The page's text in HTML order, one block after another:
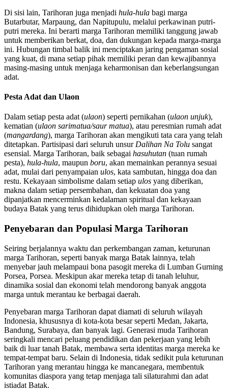
Di sisi lain, Tarihoran juga menjadi hula-hula bagi marga
Butarbutar, Marpaung, dan Napitupulu, melalui perkawinan putri-
putri mereka. Ini berarti marga Tarihoran memiliki tanggung jawab
untuk memberikan berkat, doa, dan dukungan kepada marga-marga
ini. Hubungan timbal balik ini menciptakan jaring pengaman sosial
yang kuat, di mana setiap pihak memiliki peran dan kewajibannya
masing-masing untuk menjaga keharmonisan dan keberlangsungan
adat.
Pesta Adat dan Ulaon
Dalam setiap pesta adat (ulaon) seperti pernikahan (ulaon unjuk),
kematian (ulaon sarimatua/saur matua), atau peresmian rumah adat
(mangardang), marga Tarihoran akan mengikuti tata cara yang telah
ditetapkan. Partisipasi dari seluruh unsurDalihan Na Tolu sangat
esensial. Marga Tarihoran, baik sebagai hasuhutan (tuan rumah
pesta), hula-hula, maupun boru, akan memainkan perannya sesuai
adat, mulai dari penyampaian ulos, kata sambutan, hingga doa dan
restu. Kekayaan simbolisme dalam setiap ulos yang diberikan,
makna dalam setiap persembahan, dan kekuatan doa yang
dipanjatkan mencerminkan kedalaman spiritual dan kekayaan
budaya Batak yang terus dihidupkan oleh marga Tarihoran.
Penyebaran dan Populasi Marga Tarihoran
Seiring berjalannya waktu dan perkembangan zaman, keturunan
marga Tarihoran, seperti banyak marga Batak lainnya, telah
menyebar jauh melampaui bona pasogit mereka di Lumban Gurning
Porsea, Porsea. Meskipun akar mereka tetap di tanah leluhur,
dinamika sosial dan ekonomi telah mendorong banyak anggota
marga untuk merantau ke berbagai daerah.
Penyebaran marga Tarihoran dapat diamati di seluruh wilayah
Indonesia, khususnya di kota-kota besar seperti Medan, Jakarta,
Bandung, Surabaya, dan banyak lagi. Generasi muda Tarihoran
seringkali mencari peluang pendidikan dan pekerjaan yang lebih
baik di luar tanah Batak, membawa serta identitas marga mereka ke
tempat-tempat baru. Selain di Indonesia, tidak sedikit pula keturunan
Tarihoran yang merantau hingga ke mancanegara, membentuk
komunitas diaspora yang tetap menjaga tali silaturahmi dan adat
istiadat Batak.